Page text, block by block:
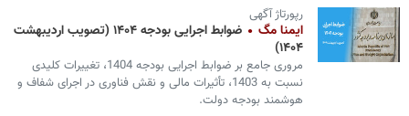
رپورتاژ آگهی
ایمنا مگ
ضوابط اجرایی بودجه ۱۴۰۴ (تصویب اردیبهشت
۱۴۰۴)
مروری جامع بر ضوابط اجرایی بودجه 1404، تغییرات کلیدی
نسبت به 1403، تأثیرات مالی و نقش فناوری در اجرای شفاف و
هوشمند بودجه دولت.